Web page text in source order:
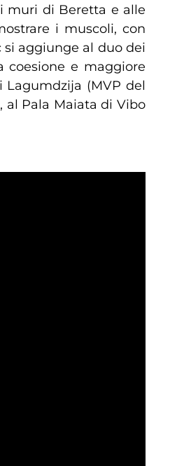
muri di Beretta e alle
i muscoli, con
si aggiunge al duo dei
coesione e maggiore
(MVP del
al Pala Maiata di Vibo